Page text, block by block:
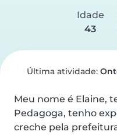
Idade
43
Última atividade:
Meu nome é Elaine,
Pedagoga, tenho
creche pela